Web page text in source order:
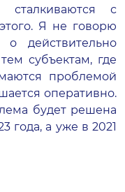
сталкиваются с
Я не говорю
действительно
субъектам, где
проблемой
оперативно.
будет решена
года, а уже в 2021